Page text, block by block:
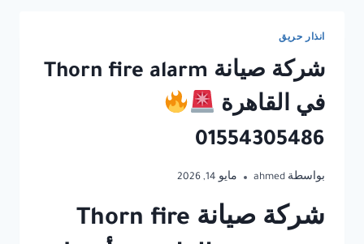
انذار حريق
شركة صيانة Thorn fire alarm
في القاهرة
01554305486
بواسطة ahmed مايو 14, 2026
شركة صيانة Thorn fire